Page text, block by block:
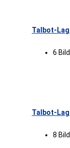
Talbot-
6
Talbot-
8